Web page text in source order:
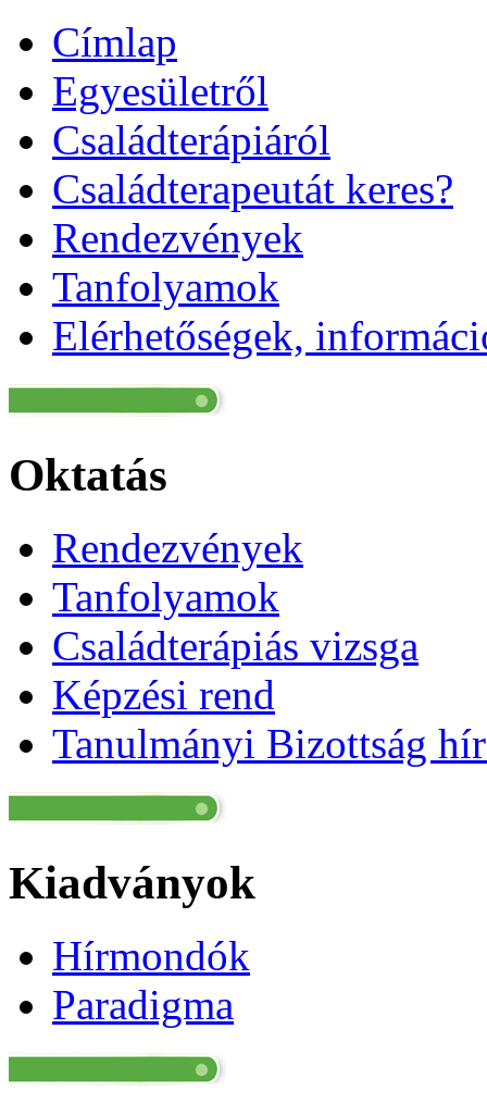
Címlap
Egyesületről
Családterápiáról
Családterapeutát keres?
Rendezvények
Tanfolyamok
Elérhetőségek,
Oktatás
Rendezvények
Tanfolyamok
Családterápiás vizsga
Képzési rend
Tanulmányi Bizottság
Kiadványok
Hírmondók
Paradigma